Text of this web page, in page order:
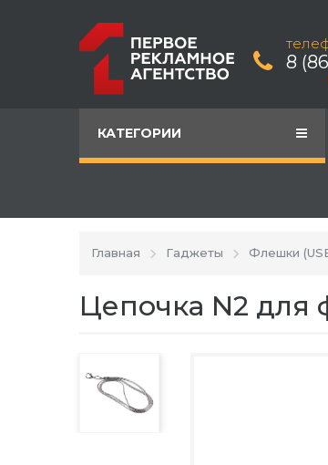
8
КАТЕГОРИИ
Главная Гаджеты Флешки
Цепочка N2 для